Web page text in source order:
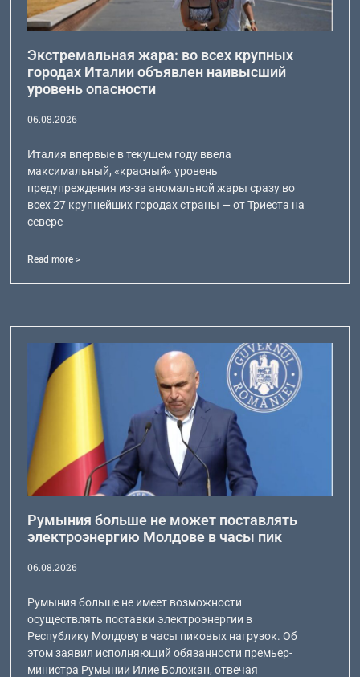
Экстремальная жара: во всех крупных
городах Италии объявлен наивысший
уровень опасности
06.08.2026
Италия впервые в текущем году ввела
максимальный, «красный» уровень
предупреждения из-за аномальной жары сразу во
всех 27 крупнейших городах страны — от Триеста на
севере
Read more >
Румыния больше не может поставлять
электроэнергию Молдове в часы пик
06.08.2026
Румыния больше не имеет возможности
осуществлять поставки электроэнергии в
Республику Молдову в часы пиковых нагрузок. Об
этом заявил исполняющий обязанности премьер-
министра Румынии Илие Боложан, отвечая